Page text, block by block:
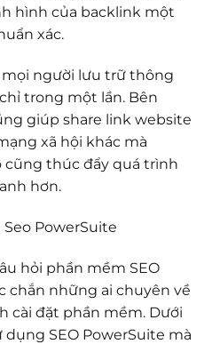
hình của backlink một
xác.
mọi người lưu trữ thông
trong một lần. Bên
giúp share link website
xã hội khác mà
cũng thúc đẩy quá trình
hơn.
PowerSuite
hỏi phần mềm SEO
chắn những ai chuyên về
cài đặt phần mềm. Dưới
dụng SEO PowerSuite mà